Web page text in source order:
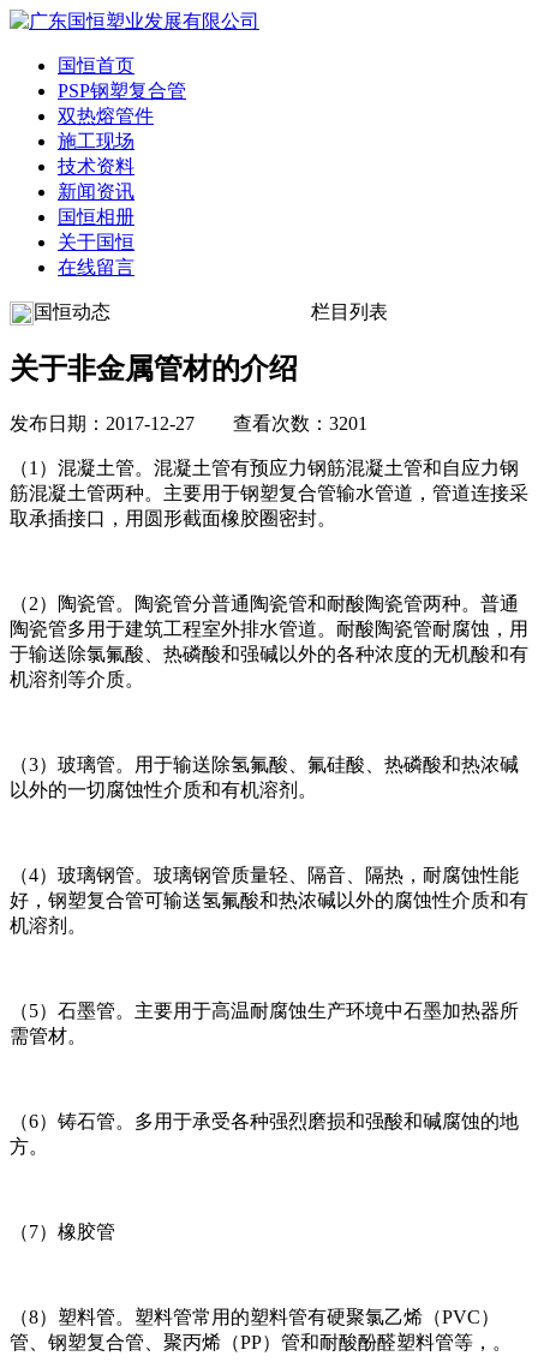
国恒首页
PSP钢塑复合管
双热熔管件
施工现场
技术资料
新闻资讯
国恒相册
关于国恒
在线留言
国恒动态 栏目列表
关于非金属管材的介绍
发布日期：2017-12-27 查看次数：3201
（1）混凝土管。混凝土管有预应力钢筋混凝土管和自应力钢
筋混凝土管两种。主要用于钢塑复合管输水管道，管道连接采
取承插接口，用圆形截面橡胶圈密封。
（2）陶瓷管。陶瓷管分普通陶瓷管和耐酸陶瓷管两种。普通
陶瓷管多用于建筑工程室外排水管道。耐酸陶瓷管耐腐蚀，用
于输送除氯氟酸、热磷酸和强碱以外的各种浓度的无机酸和有
机溶剂等介质。
（3）玻璃管。用于输送除氢氟酸、氟硅酸、热磷酸和热浓碱
以外的一切腐蚀性介质和有机溶剂。
（4）玻璃钢管。玻璃钢管质量轻、隔音、隔热，耐腐蚀性能
好，钢塑复合管可输送氢氟酸和热浓碱以外的腐蚀性介质和有
机溶剂。
（5）石墨管。主要用于高温耐腐蚀生产环境中石墨加热器所
需管材。
（6）铸石管。多用于承受各种强烈磨损和强酸和碱腐蚀的地
方。
（7）橡胶管
（8）塑料管。塑料管常用的塑料管有硬聚氯乙烯（PVC）
管、钢塑复合管、聚丙烯（PP）管和耐酸酚醛塑料管等，。